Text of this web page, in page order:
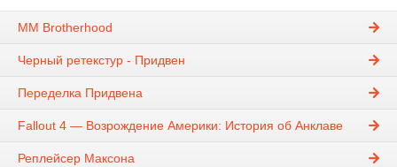
MM Brotherhood
Черный ретекстур - Придвен
Переделка Придвена
Fallout 4 — Возрождение Америки: История об Анклаве
Реплейсер Максона